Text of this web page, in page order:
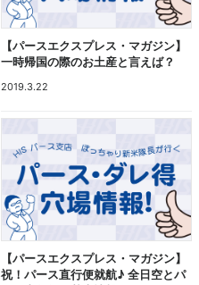
【パースエクスプレス・マガジン】
一時帰国の際のお土産と言えば？
2019.3.22
【パースエクスプレス・マガジン】
祝！パース直行便就航♪ 全日空とパ